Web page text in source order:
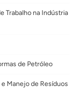
Trabalho na Indústria
de Petróleo
Manejo de Resíduos